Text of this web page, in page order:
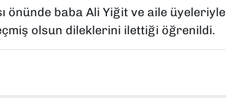
önünde baba Ali Yiğit ve aile üyeleriyle
olsun dileklerini ilettiği öğrenildi.